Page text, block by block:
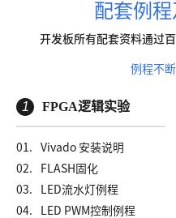
配套例
开发板所有配套资料通过
例程不
1 FPGA逻辑实验
01.
Vivado 安装说明
02.
FLASH固化
03.
LED流水灯例程
04.
LED PWM控制例程